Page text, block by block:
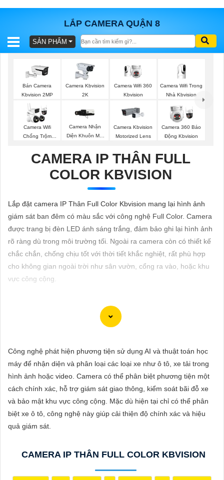
LẮP CAMERA QUẬN 8
BÁO
TRỌN
GÓI
SẢN
VẤN
LẮP
ĐẶT
PHỤ
KIỆN
VẤN
DỊCH
VỤ
SẢN PHẨM
Bán Camera
Kbvision 2MP
Camera Kbvision
2K
Camera Wifi 360
Kbvision
Camera Wifi Trong
Nhà Kbvision
Camera Wifi
Chống Trộm
Camera Nhận
Diện Khuôn Mặt
Camera Kbvision
Motorized Lens
Camera 360 Báo
Động Kbvision
CAMERA IP THÂN FULL
COLOR KBVISION
Lắp đặt camera IP Thân Full Color Kbvision mang lại hình ảnh
giám sát ban đêm có màu sắc với công nghệ Full Color. Camera
được trang bị đèn LED ánh sáng trắng, đảm bảo ghi lại hình ảnh
rõ ràng dù trong môi trường tối. Ngoài ra camera còn có thiết kế
chắc chắn, chống chịu tốt với thời tiết khắc nghiệt, rất phù hợp
cho không gian ngoài trời như sân vườn, cổng ra vào, hoặc khu
vực công cộng.
quan sát các vị trí xa gần một cách chính xác và rõ ràng. Hình
Công nghệ phát hiện phương tiện sử dụng AI và thuật toán học
máy để nhận diện và phân loại các loại xe như ô tô, xe tải trong
hình ảnh hoặc video. Camera có thể phân biệt phương tiện một
cách chính xác, hỗ trợ giám sát giao thông, kiểm soát bãi đỗ xe
và bảo mật khu vực công cộng. Mặc dù hiện tại chỉ có thể phân
biệt xe ô tô, công nghệ này giúp cải thiện độ chính xác và hiệu
quả giám sát.
CAMERA IP THÂN FULL COLOR KBVISION